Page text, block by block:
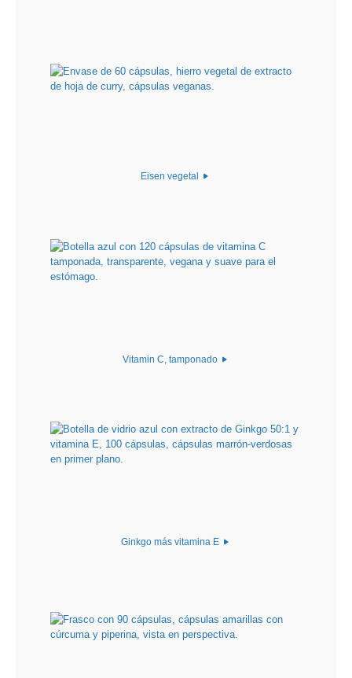
Eisen vegetal
Vitamin C, tamponado
Ginkgo más vitamina E